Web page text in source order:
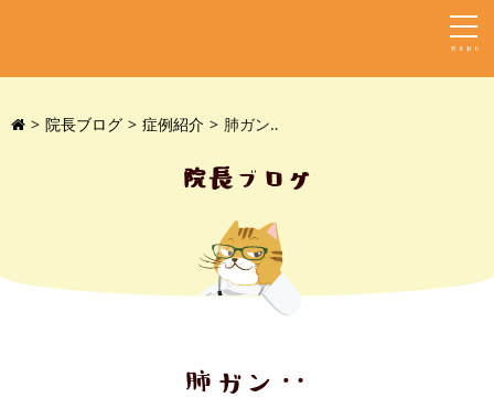
MENU
院長ブログ 症例紹介 肺ガン‥
院長ブログ
肺ガン‥